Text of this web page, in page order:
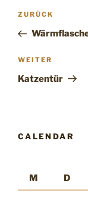
Vorheriger
Beitrag
ZURÜCK
Nächster
Beitrag
WEITER
Katzentür
CALENDAR
M
D